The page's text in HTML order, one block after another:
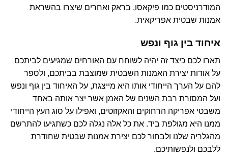
המודרניסטים כמו פיקאסו, בראק ואחרים שיצרו בהשראת
אמנות שבטית אפריקאית.
איחוד בין גוף ונפש
תארו לכם כיצד זה יהיה לשוחח עם האורחים שמגיעים לביתכם
על אודות יצירת האמנות השבטית שמוצבת בביתכם, ולספר
להם על הערך הייחודי אותו היא מייצגת, על האיחוד בין גוף ונפש
ועל המסורת רבת השנים של האמן אשר יצר אותה באחד
משבטי אפריקה הרחוקים והאקזוטים, ואפילו על סוג העץ הייחודי
ממנו היא מגולפת ביד. את כל אלה נגלה לכם כשתגיעו להתרשם
מהגלריה שלנו ולבחור לכם יצירת אמנות שבטית שחודרת
ללבכם ולנפשותיכם.